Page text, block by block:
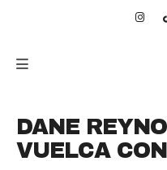
DANE
VUELCA